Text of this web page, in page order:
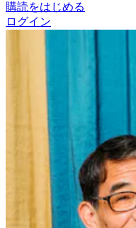
購読をはじめる
ログイン